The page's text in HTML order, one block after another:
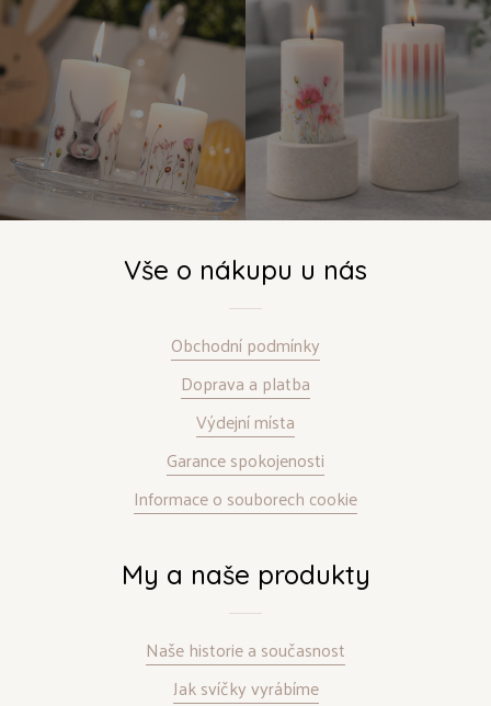
Vše o nákupu u nás
Obchodní podmínky
Doprava a platba
Výdejní místa
Garance spokojenosti
Informace o souborech cookie
My a naše produkty
Naše historie a současnost
Jak svíčky vyrábíme